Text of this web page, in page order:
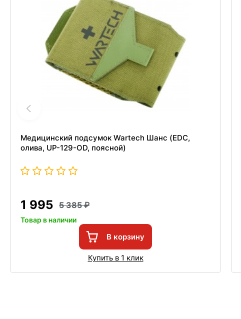
Медицинский подсумок Wartech Шанс (EDC,
олива, UP-129-OD, поясной)
1 995 5 385
Товар в наличии
В корзину
Купить в 1 клик